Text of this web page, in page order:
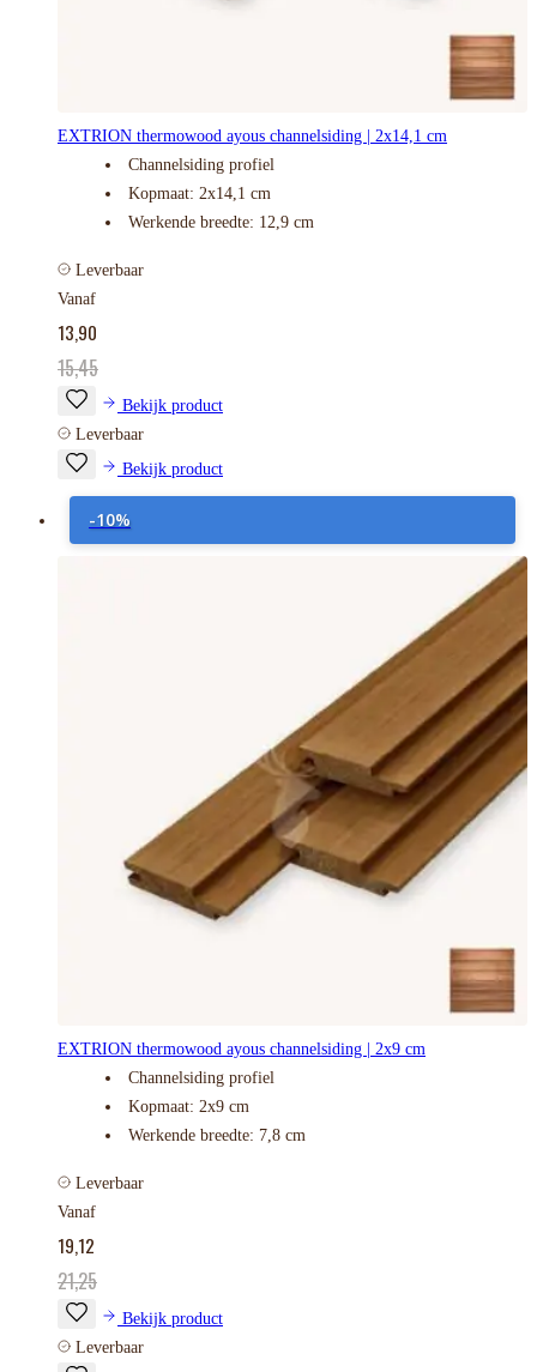
EXTRION thermowood ayous channelsiding | 2x14,1 cm
Channelsiding profiel
Kopmaat: 2x14,1 cm
Werkende breedte: 12,9 cm
Leverbaar
Vanaf
13,90
15,45
Bekijk product
Leverbaar
Bekijk product
-10%
EXTRION thermowood ayous channelsiding | 2x9 cm
Channelsiding profiel
Kopmaat: 2x9 cm
Werkende breedte: 7,8 cm
Leverbaar
Vanaf
19,12
21,25
Bekijk product
Leverbaar